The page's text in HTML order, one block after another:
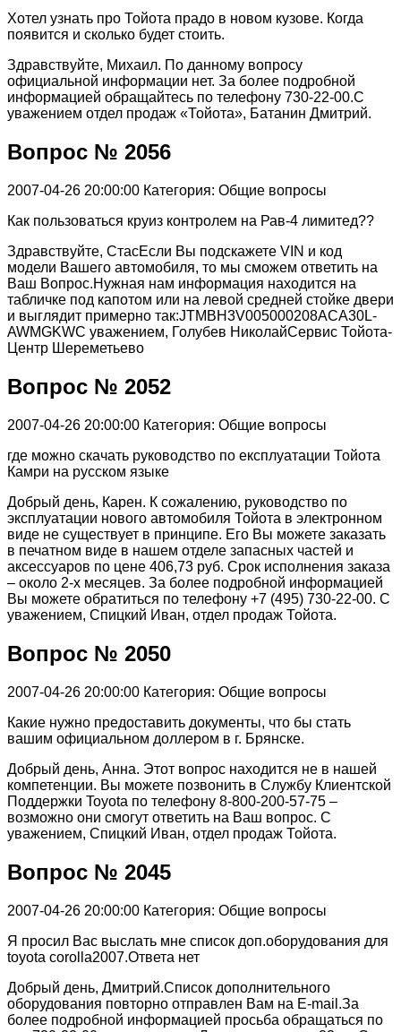
Хотел узнать про Тойота прадо в новом кузове. Когда
появится и сколько будет стоить.
Здравствуйте, Михаил. По данному вопросу
официальной информации нет. За более подробной
информацией обращайтесь по телефону 730-22-00.С
уважением отдел продаж «Тойота», Батанин Дмитрий.
Вопрос № 2056
2007-04-26 20:00:00 Категория: Общие вопросы
Как пользоваться круиз контролем на Рав-4 лимитед??
Здравствуйте, СтасЕсли Вы подскажете VIN и код
модели Вашего автомобиля, то мы сможем ответить на
Ваш Вопрос.Нужная нам информация находится на
табличке под капотом или на левой средней стойке двери
и выглядит примерно так:JTMBH3V005000208ACA30L-
AWMGKWС уважением, Голубев НиколайСервис Тойота-
Центр Шереметьево
Вопрос № 2052
2007-04-26 20:00:00 Категория: Общие вопросы
где можно скачать руководство по експлуатации Тойота
Камри на русском языке
Добрый день, Карен. К сожалению, руководство по
эксплуатации нового автомобиля Тойота в электронном
виде не существует в принципе. Его Вы можете заказать
в печатном виде в нашем отделе запасных частей и
аксессуаров по цене 406,73 руб. Срок исполнения заказа
– около 2-х месяцев. За более подробной информацией
Вы можете обратиться по телефону +7 (495) 730-22-00. С
уважением, Спицкий Иван, отдел продаж Тойота.
Вопрос № 2050
2007-04-26 20:00:00 Категория: Общие вопросы
Какие нужно предоставить документы, что бы стать
вашим официальном доллером в г. Брянске.
Добрый день, Анна. Этот вопрос находится не в нашей
компетенции. Вы можете позвонить в Службу Клиентской
Поддержки Toyota по телефону 8-800-200-57-75 –
возможно они смогут ответить на Ваш вопрос. С
уважением, Спицкий Иван, отдел продаж Тойота.
Вопрос № 2045
2007-04-26 20:00:00 Категория: Общие вопросы
Я просил Вас выслать мне список доп.оборудования для
toyota corolla2007.Ответа нет
Добрый день, Дмитрий.Список дополнительного
оборудования повторно отправлен Вам на E-mail.За
более подробной информацией просьба обращаться по